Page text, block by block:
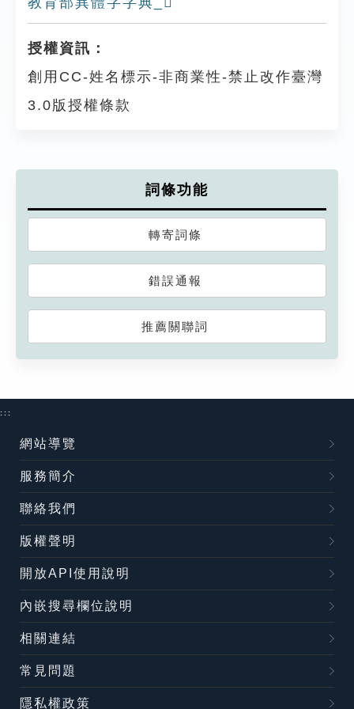
授權資訊：
創用CC-姓名標示-非商業性-禁止改作臺灣
3.0版授權條款
詞條功能
轉寄詞條
錯誤通報
推薦關聯詞
:::
網站導覽
服務簡介
聯絡我們
版權聲明
開放API使用說明
內嵌搜尋欄位說明
相關連結
常見問題
隱私權政策